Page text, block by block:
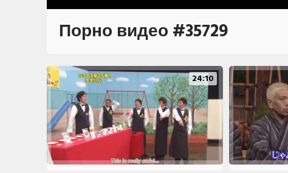
Порно видео #35729
24:10